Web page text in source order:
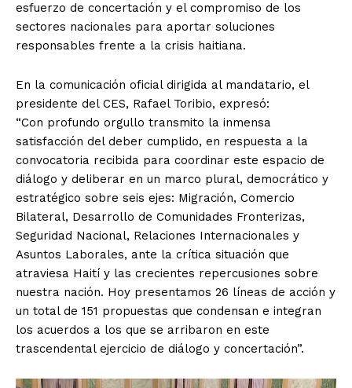
esfuerzo de concertación y el compromiso de los
sectores nacionales para aportar soluciones
responsables frente a la crisis haitiana.
En la comunicación oficial dirigida al mandatario, el
presidente del CES, Rafael Toribio, expresó:
“Con profundo orgullo transmito la inmensa
satisfacción del deber cumplido, en respuesta a la
convocatoria recibida para coordinar este espacio de
diálogo y deliberar en un marco plural, democrático y
estratégico sobre seis ejes: Migración, Comercio
Bilateral, Desarrollo de Comunidades Fronterizas,
Seguridad Nacional, Relaciones Internacionales y
Asuntos Laborales, ante la crítica situación que
atraviesa Haití y las crecientes repercusiones sobre
nuestra nación. Hoy presentamos 26 líneas de acción y
un total de 151 propuestas que condensan e integran
los acuerdos a los que se arribaron en este
trascendental ejercicio de diálogo y concertación”.